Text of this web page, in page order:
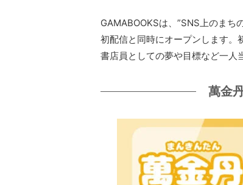
GAMABOOKSは、”SNS上のま
初配信と同時にオープンします。
書店員としての夢や目標など一人
萬金